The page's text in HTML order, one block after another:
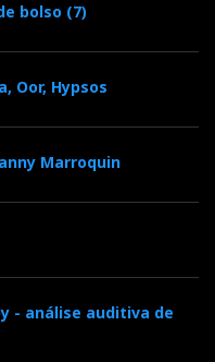
bolso (7)
Oor, Hypsos
Marroquin
- análise auditiva de